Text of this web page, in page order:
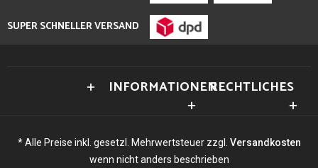
SUPER SCHNELLER VERSAND
INFORMATIONENRECHTLICHES
* Alle Preise inkl. gesetzl. Mehrwertsteuer zzgl. Versandkosten
wenn nicht anders beschrieben